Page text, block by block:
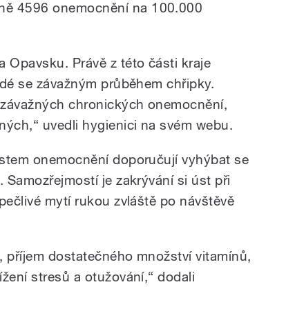
4596 onemocnění na 100.000
Opavsku. Právě z této části kraje
se závažným průběhem chřipky.
chronických onemocnění,
uvedli hygienici na svém webu.
onemocnění doporučují vyhýbat se
je zakrývání si úst při
mytí rukou zvláště po návštěvě
příjem dostatečného množství vitamínů,
stresů a otužování,“ dodali